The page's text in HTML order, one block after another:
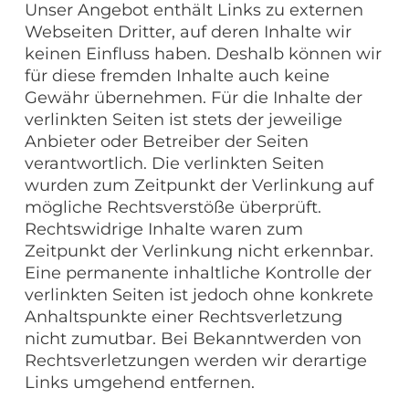
Unser Angebot enthält Links zu externen
Webseiten Dritter, auf deren Inhalte wir
keinen Einfluss haben. Deshalb können wir
für diese fremden Inhalte auch keine
Gewähr übernehmen. Für die Inhalte der
verlinkten Seiten ist stets der jeweilige
Anbieter oder Betreiber der Seiten
verantwortlich. Die verlinkten Seiten
wurden zum Zeitpunkt der Verlinkung auf
mögliche Rechtsverstöße überprüft.
Rechtswidrige Inhalte waren zum
Zeitpunkt der Verlinkung nicht erkennbar.
Eine permanente inhaltliche Kontrolle der
verlinkten Seiten ist jedoch ohne konkrete
Anhaltspunkte einer Rechtsverletzung
nicht zumutbar. Bei Bekanntwerden von
Rechtsverletzungen werden wir derartige
Links umgehend entfernen.